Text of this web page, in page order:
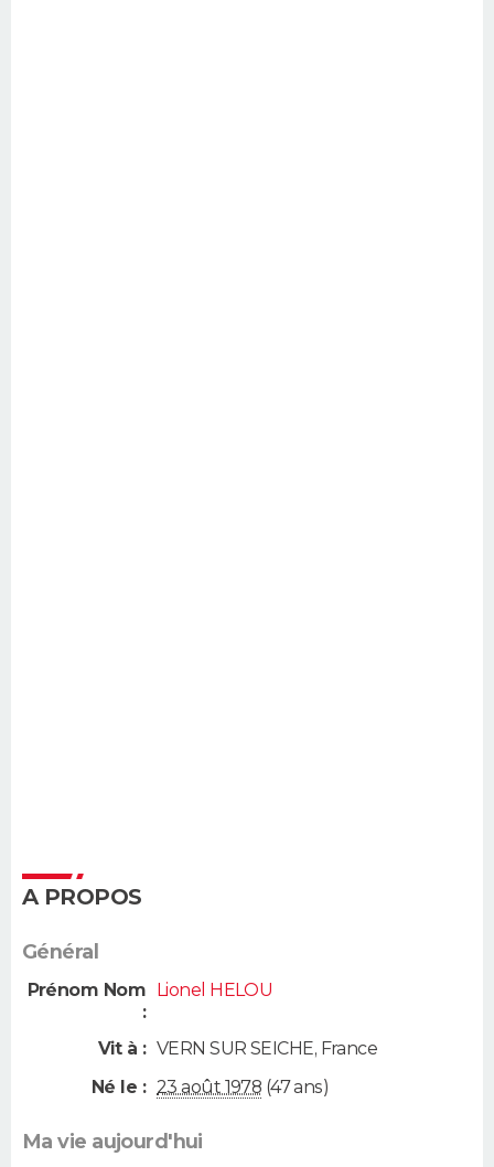
A PROPOS
Général
Prénom Nom
:
Lionel HELOU
Vit à : VERN SUR SEICHE, France
Né le : 23 août 1978 (47 ans)
Ma vie aujourd'hui